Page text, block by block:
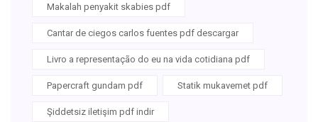
Makalah penyakit skabies pdf
Cantar de ciegos carlos fuentes pdf descargar
Livro a representação do eu na vida cotidiana pdf
Papercraft gundam pdf Statik mukavemet pdf
Şiddetsiz iletişim pdf indir